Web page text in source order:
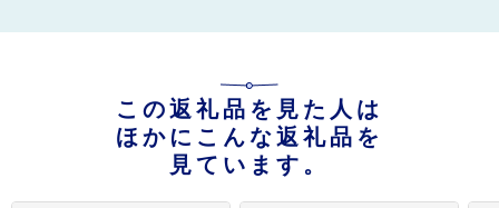
この返礼品を見た人は
ほかにこんな返礼品を
見ています。